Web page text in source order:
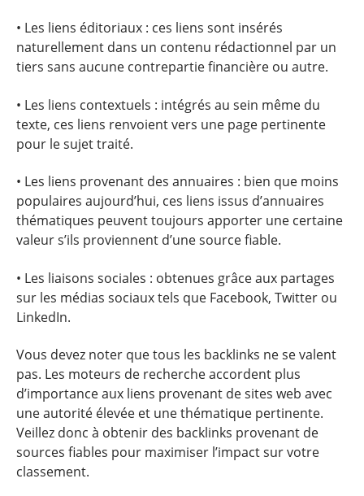
• Les liens éditoriaux : ces liens sont insérés
naturellement dans un contenu rédactionnel par un
tiers sans aucune contrepartie financière ou autre.
• Les liens contextuels : intégrés au sein même du
texte, ces liens renvoient vers une page pertinente
pour le sujet traité.
• Les liens provenant des annuaires : bien que moins
populaires aujourd’hui, ces liens issus d’annuaires
thématiques peuvent toujours apporter une certaine
valeur s’ils proviennent d’une source fiable.
• Les liaisons sociales : obtenues grâce aux partages
sur les médias sociaux tels que Facebook, Twitter ou
LinkedIn.
Vous devez noter que tous les backlinks ne se valent
pas. Les moteurs de recherche accordent plus
d’importance aux liens provenant de sites web avec
une autorité élevée et une thématique pertinente.
Veillez donc à obtenir des backlinks provenant de
sources fiables pour maximiser l’impact sur votre
classement.